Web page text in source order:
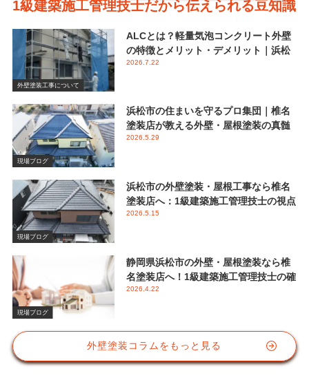
1級建築施工管理技士だから伝えられる豆知識
外壁塗装工事について
ALCとは？軽量気泡コンクリート外壁
の特徴とメリット・デメリット｜浜松
市 椎名塗装店
2026.7.22
現場ブログ
浜松市の住まいを守るプロ集団｜椎名
塗装店が教える外壁・屋根塗装の真髄
と失敗しない業者選び
2026.5.29
現場ブログ
浜松市の外壁塗装・屋根工事なら椎名
塗装店へ：1級建築施工管理技士の視点
で伝える後悔しないメンテナンス
2026.5.15
現場ブログ
静岡県浜松市の外壁・屋根塗装なら椎
名塗装店へ！1級建築施工管理技士の確
かな視点と屋根塗装におけるシリコン
2026.4.22
外壁塗装コラムをもっと見る